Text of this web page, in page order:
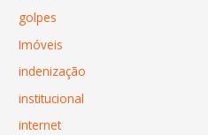
golpes
Imóveis
indenização
institucional
internet